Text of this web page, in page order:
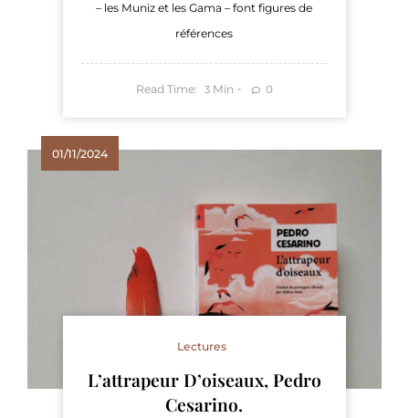
– les Muniz et les Gama – font figures de
références
Read Time: 3 Min 0
01/11/2024
Lectures
L’attrapeur D’oiseaux, Pedro
Cesarino.